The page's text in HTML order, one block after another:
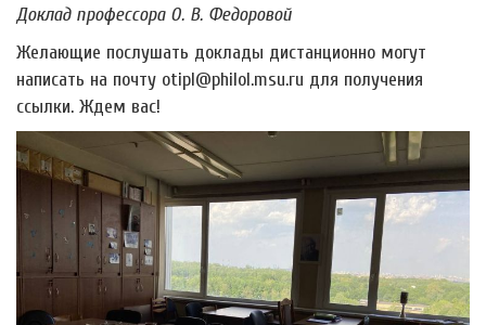
Доклад профессора О. В. Федоровой
Желающие послушать доклады дистанционно могут
написать на почту otipl@philol.msu.ru для получения
ссылки. Ждем вас!